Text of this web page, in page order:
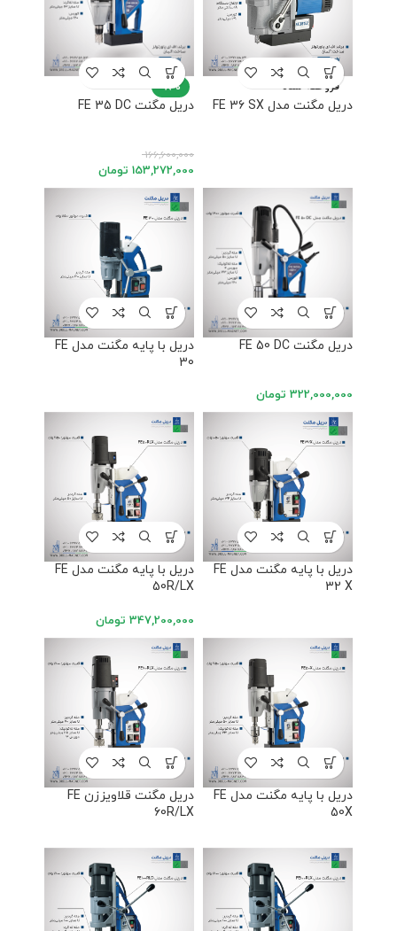
فروخته شده
دریل مگنت مدل FE 36 SX
-8%
دریل مگنت FE 35 DC
166,600,000
153,272,000 تومان
دریل مگنت FE 50 DC
322,000,000 تومان
دریل با پایه مگنت مدل FE
30
دریل با پایه مگنت مدل FE
32 X
دریل با پایه مگنت مدل FE
50R/LX
347,200,000 تومان
دریل با پایه مگنت مدل FE
50X
دریل مگنت قلاویززن FE
60R/LX